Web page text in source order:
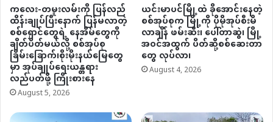
ကလေး-တမူးလမ်းကို ပြန်လည်
ထိန်းချုပ်ပြီးနောက် ပြန်မလာတဲ့
စစ်ရှောင်တွေရဲ့ နေအိမ်တွေကို
ချိတ်ပိတ်မယ်လို့ စစ်အုပ်စု
ခြိမ်းခြောက်၊စိုးမိုးနယ်မြေတွေ
မှာ အုပ်ချုပ်ရေးယန္တရား
လည်ပတ်ဖို့ ကြိုးစားနေ
August 5, 2026
ယင်းမာပင်မြို့ထဲ ခိုအောင်းနေတဲ့
စစ်အုပ်စုက မြို့ကို ပိုမိုအုပ်စီးမိ
လာချိန် ဖမ်းဆီး၊ ပေါ်တာဆွဲ၊ မြို့
အဝင်အထွက် ပိတ်ဆို့စစ်ဆေးတာ
တွေ လုပ်လာ၊
August 4, 2026